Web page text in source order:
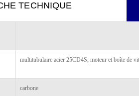
TECHNIQUE
multitubulaire acier 25CD4S, moteur et boîte de
carbone